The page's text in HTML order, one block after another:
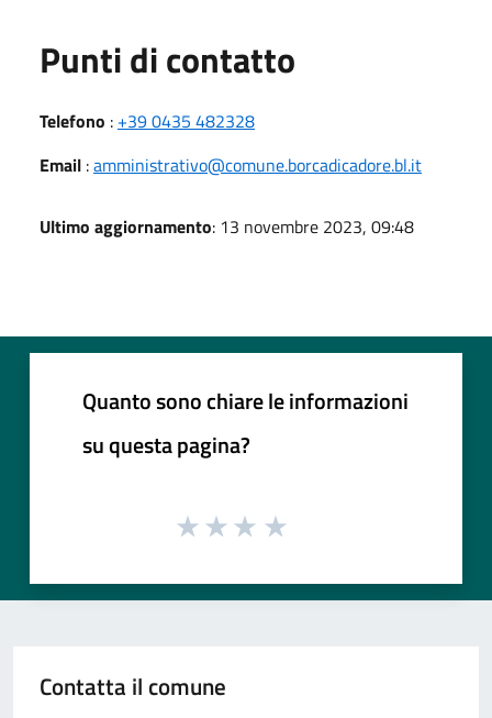
Punti di contatto
Telefono : +39 0435 482328
Email :amministrativo@comune.borcadicadore.bl.it
Ultimo aggiornamento: 13 novembre 2023, 09:48
Quanto sono chiare le informazioni
su questa pagina?
Contatta il comune